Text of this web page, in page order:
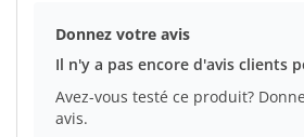
Donnez votre avis
Il n'y a pas encore d'avis clients
Avez-vous testé ce produit?
avis.